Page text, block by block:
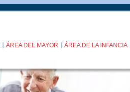
| ÁREA DEL MAYOR | ÁREA DE LA INFANCIA